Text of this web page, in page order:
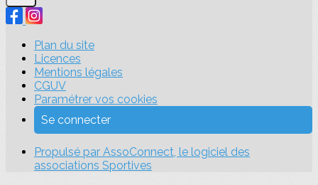
Plan du site
Licences
Mentions légales
CGUV
Paramétrer vos cookies
Se connecter
Propulsé par AssoConnect, le logiciel des
associations Sportives